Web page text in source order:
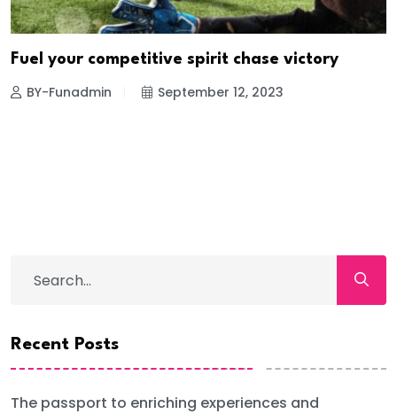
Fuel your competitive spirit chase victory
BY-Funadmin September 12, 2023
Recent Posts
The passport to enriching experiences and